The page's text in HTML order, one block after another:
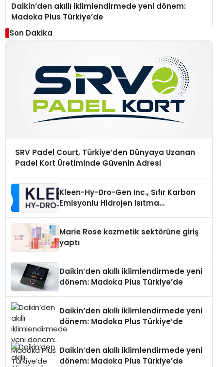
Daikin’den akıllı iklimlendirmede yeni dönem:
Madoka Plus Türkiye’de
Son Dakika
SRV Padel Court, Türkiye’den Dünyaya Uzanan
Padel Kort Üretiminde Güvenin Adresi
Kleen-Hy-Dro-Gen Inc., Sıfır Karbon
Emisyonlu Hidrojen Isıtma
Marie Rose kozmetik sektörüne giriş
yaptı
Daikin’den akıllı iklimlendirmede yeni
dönem: Madoka Plus Türkiye’de
Daikin’den akıllı iklimlendirmede yeni
dönem: Madoka Plus Türkiye’de
Daikin’den akıllı iklimlendirmede yeni
dönem: Madoka Plus Türkiye’de